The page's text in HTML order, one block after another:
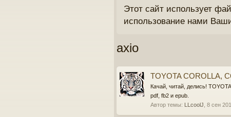
Этот сайт использует
использование нами
axio
TOYOTA COROLLA,
Качай, читай, делись!
pdf, fb2 и epub.
Автор темы: LLcoolJ 8 сен